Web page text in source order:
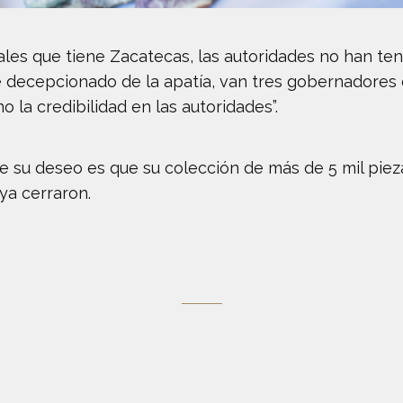
que tiene Zacatecas, las autoridades no han
decepcionado de la apatía, van tres
la credibilidad en las autoridades”.
su deseo es que su colección de más de 5 mil
cerraron.